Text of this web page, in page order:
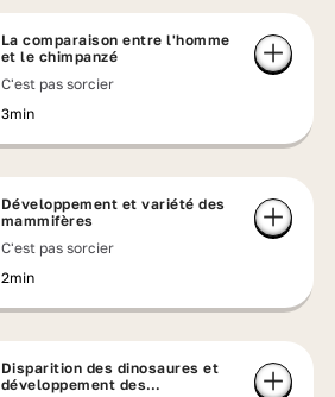
La comparaison entre l'homme
et le chimpanzé
C'est pas sorcier
3min
Développement et variété des
mammifères
C'est pas sorcier
2min
Disparition des dinosaures et
développement des